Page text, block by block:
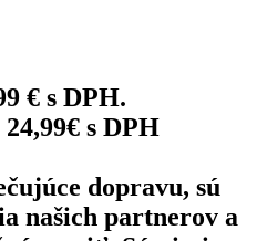
€ s DPH.
s DPH
dopravu, sú
našich partnerov a